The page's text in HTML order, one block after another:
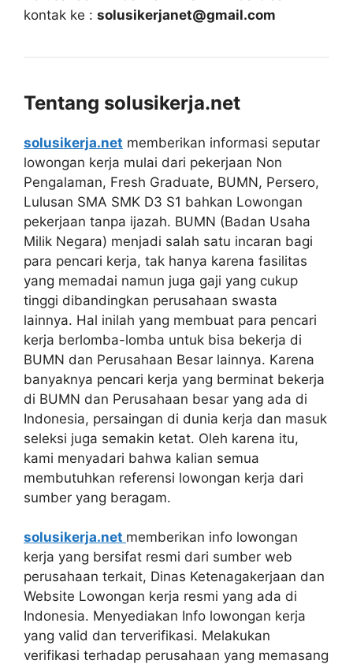
kontak ke : solusikerjanet@gmail.com
Tentang solusikerja.net
solusikerja.net memberikan informasi seputar
lowongan kerja mulai dari pekerjaan Non
Pengalaman, Fresh Graduate, BUMN, Persero,
Lulusan SMA SMK D3 S1 bahkan Lowongan
pekerjaan tanpa ijazah. BUMN (Badan Usaha
Milik Negara) menjadi salah satu incaran bagi
para pencari kerja, tak hanya karena fasilitas
yang memadai namun juga gaji yang cukup
tinggi dibandingkan perusahaan swasta
lainnya. Hal inilah yang membuat para pencari
kerja berlomba-lomba untuk bisa bekerja di
BUMN dan Perusahaan Besar lainnya. Karena
banyaknya pencari kerja yang berminat bekerja
di BUMN dan Perusahaan besar yang ada di
Indonesia, persaingan di dunia kerja dan masuk
seleksi juga semakin ketat. Oleh karena itu,
kami menyadari bahwa kalian semua
membutuhkan referensi lowongan kerja dari
sumber yang beragam.
solusikerja.net memberikan info lowongan
kerja yang bersifat resmi dari sumber web
perusahaan terkait, Dinas Ketenagakerjaan dan
Website Lowongan kerja resmi yang ada di
Indonesia. Menyediakan Info lowongan kerja
yang valid dan terverifikasi. Melakukan
verifikasi terhadap perusahaan yang memasang